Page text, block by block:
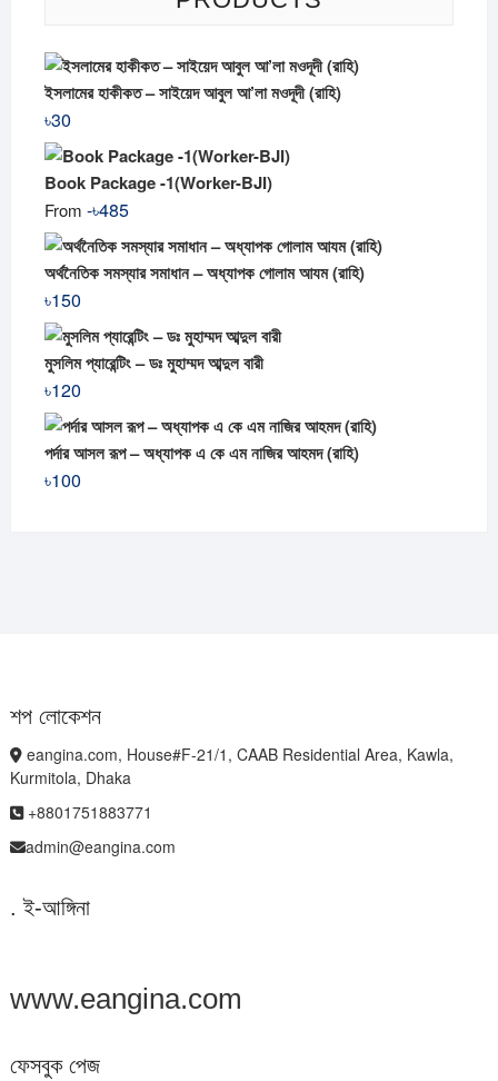
ইসলামের হাকীকত – সাইয়েদ আবুল আ’লা মওদূদী (রাহি)
৳30
Book Package -1(Worker-BJI)
From -৳485
অর্থনৈতিক সমস্যার সমাধান – অধ্যাপক গোলাম আযম (রাহি)
৳150
মুসলিম প্যারেন্টিং – ডঃ মুহাম্মদ আব্দুল বারী
৳120
পর্দার আসল রূপ – অধ্যাপক এ কে এম নাজির আহমদ (রাহি)
৳100
শপ লোকেশন
eangina.com, House#F-21/1, CAAB Residential Area, Kawla,
Kurmitola, Dhaka
+8801751883771
admin@eangina.com
. ই-আঙ্গিনা
www.eangina.com
ফেসবুক পেজ